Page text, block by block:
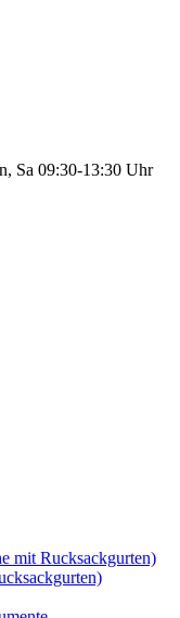
Sa 09:30-13:30 Uhr
mit Rucksackgurten)